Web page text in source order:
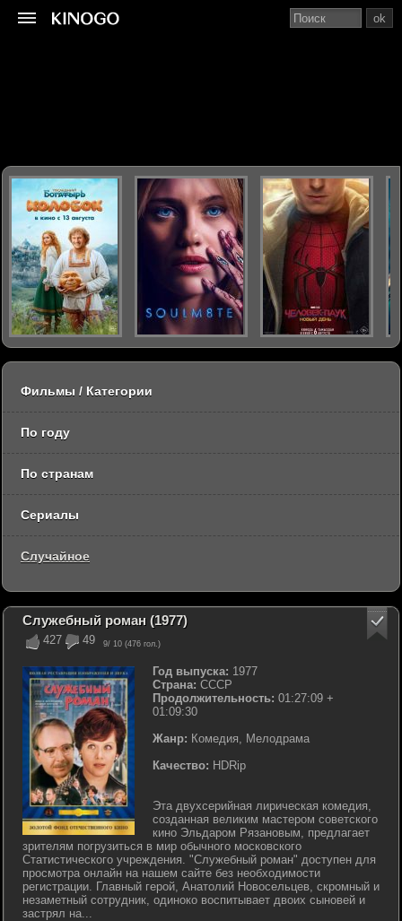
427 49 9/ 10 (476 гол.)
Служебный роман (1977)
Год выпуска: 1977
Страна: СССР
Продолжительность: 01:27:09 +
01:09:30
Жанр: Комедия, Мелодрама
Качество: HDRip
Эта двухсерийная лирическая комедия,
созданная великим мастером советского
кино Эльдаром Рязановым, предлагает
зрителям погрузиться в мир обычного московского
Статистического учреждения. "Служебный роман" доступен для
просмотра онлайн на нашем сайте без необходимости
регистрации. Главный герой, Анатолий Новосельцев, скромный и
незаметный сотрудник, одиноко воспитывает двоих сыновей и
застрял на...
ok
Фильмы / Категории
По году
По странам
Сериалы
Случайное